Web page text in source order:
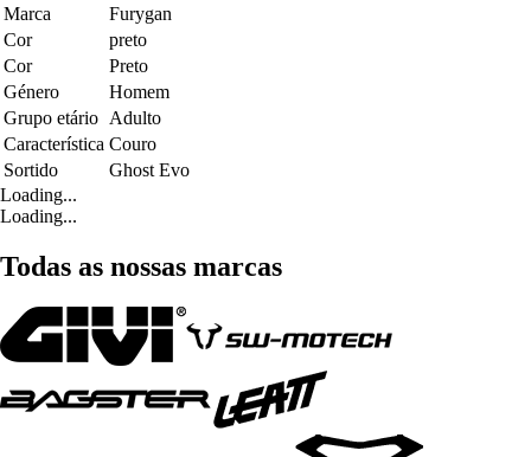
Marca
Furygan
Cor
preto
Cor
Preto
Género
Homem
Grupo etário Adulto
Característica Couro
Sortido
Ghost Evo
Loading...
Loading...
Todas as nossas marcas